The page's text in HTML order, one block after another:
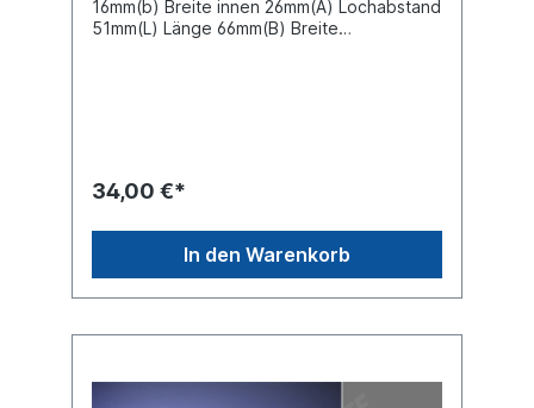
16mm(b) Breite innen 26mm(A) Lochabstand
51mm(L) Länge 66mm(B) Breite
34,00 €*
In den Warenkorb